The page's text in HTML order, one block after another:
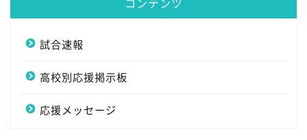
コンテンツ
試合速報
高校別応援掲示板
応援メッセージ